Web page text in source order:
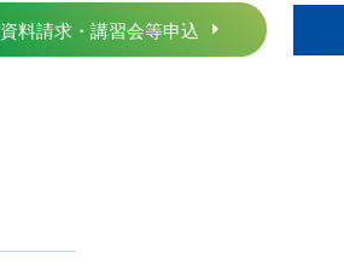
資料請求・講習会等申込